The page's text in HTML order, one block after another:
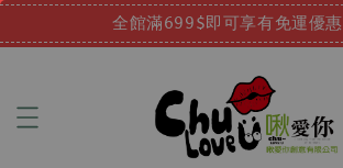
全館滿699$即可享有免運優惠